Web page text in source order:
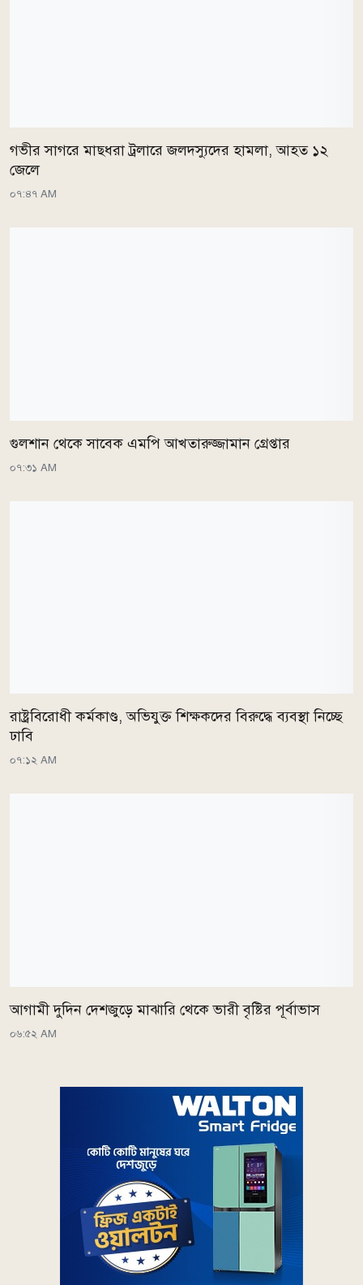
গভীর সাগরে মাছধরা ট্রলারে জলদস্যুদের হামলা, আহত ১২
জেলে
০৭:৪৭ AM
গুলশান থেকে সাবেক এমপি আখতারুজ্জামান গ্রেপ্তার
০৭:৩১ AM
রাষ্ট্রবিরোধী কর্মকাণ্ড, অভিযুক্ত শিক্ষকদের বিরুদ্ধে ব্যবস্থা নিচ্ছে
ঢাবি
০৭:১২ AM
আগামী দুদিন দেশজুড়ে মাঝারি থেকে ভারী বৃষ্টির পূর্বাভাস
০৬:৫২ AM